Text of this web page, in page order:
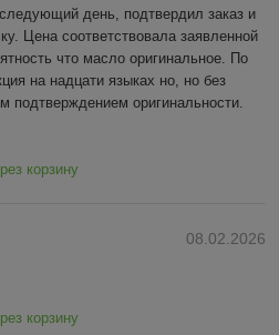
день, подтвердил заказ и
Цена соответствовала заявленной
что масло оригинальное. По
на надцати языках но, но без
подтверждением оригинальности.
корзину
08.02.2026
корзину